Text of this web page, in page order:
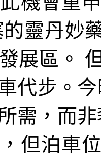
靈丹妙
展區。
代步。
需，而
但泊車